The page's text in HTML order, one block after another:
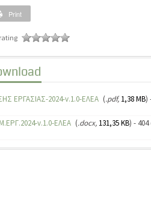
Print
ΕΡΓΑΣΙΑΣ-2024-v.1.0-ΕΛΕΑ (.pdf, 1,38 MB)
v.1.0-ΕΛΕΑ (.docx, 131,35 KB) -